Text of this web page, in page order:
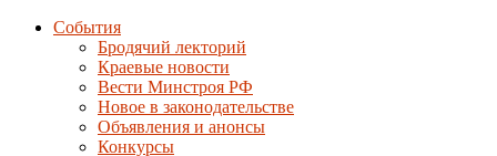
События
Бродячий лекторий
Краевые новости
Вести Минстроя РФ
Новое в законодательстве
Объявления и анонсы
Конкурсы